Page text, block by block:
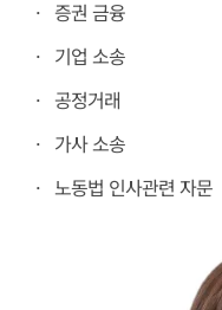
· 증권 금융
· 기업 소송
· 공정거래
· 가사 소송
· 노동법 인사관련 자문